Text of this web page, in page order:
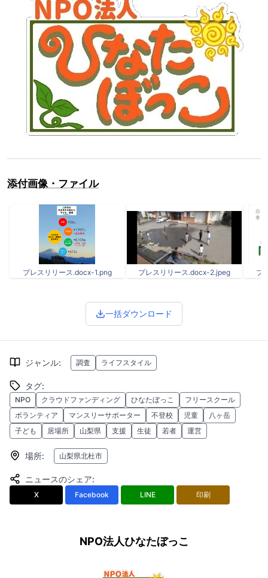
添付画像・ファイル
プレスリリース.docx-1.png プレスリリース.docx-2.jpeg プ
一括ダウンロード
ジャンル: 調査 ライフスタイル
タグ:
NPO クラウドファンディング ひなたぼっこ
フリースクール
ボランティア
マンスリーサポーター 不登校 児童
八ヶ岳
子ども
居場所 山梨県 支援 生徒 若者 運営
場所: 山梨県北杜市
ニュースのシェア:
X Facebook LINE 印刷
NPO法人ひなたぼっこ